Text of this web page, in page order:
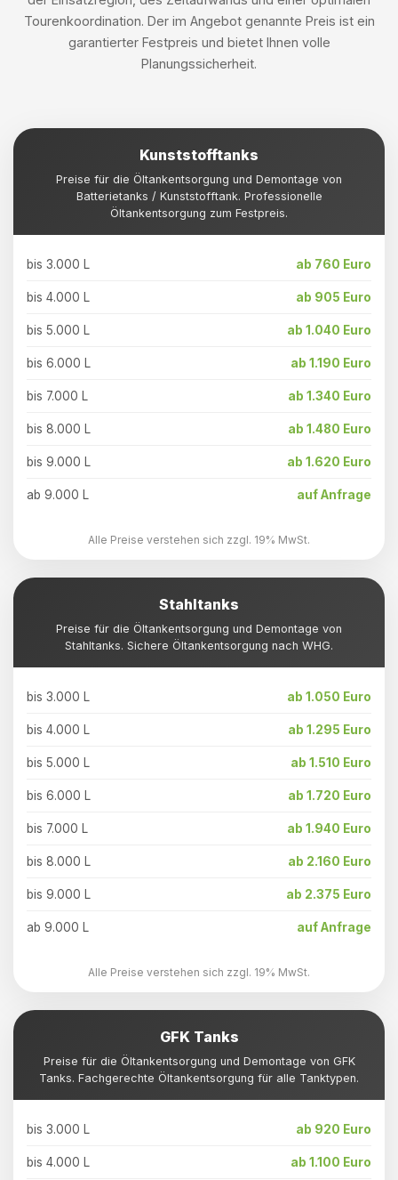
Tourenkoordination. Der im Angebot genannte Preis ist ein
garantierter Festpreis und bietet Ihnen volle
Planungssicherheit.
Kunststofftanks
Preise für die Öltankentsorgung und Demontage von
Batterietanks / Kunststofftank. Professionelle
Öltankentsorgung zum Festpreis.
bis 3.000 L ab 760 Euro
bis 4.000 L ab 905 Euro
bis 5.000 L ab 1.040 Euro
bis 6.000 L ab 1.190 Euro
bis 7.000 L ab 1.340 Euro
bis 8.000 L ab 1.480 Euro
bis 9.000 L ab 1.620 Euro
ab 9.000 L auf Anfrage
Alle Preise verstehen sich zzgl. 19% MwSt.
Stahltanks
Preise für die Öltankentsorgung und Demontage von
Stahltanks. Sichere Öltankentsorgung nach WHG.
bis 3.000 L ab 1.050 Euro
bis 4.000 L ab 1.295 Euro
bis 5.000 L ab 1.510 Euro
bis 6.000 L ab 1.720 Euro
bis 7.000 L ab 1.940 Euro
bis 8.000 L ab 2.160 Euro
bis 9.000 L ab 2.375 Euro
ab 9.000 L auf Anfrage
Alle Preise verstehen sich zzgl. 19% MwSt.
GFK Tanks
Preise für die Öltankentsorgung und Demontage von GFK
Tanks. Fachgerechte Öltankentsorgung für alle Tanktypen.
bis 3.000 L ab 920 Euro
bis 4.000 L ab 1.100 Euro